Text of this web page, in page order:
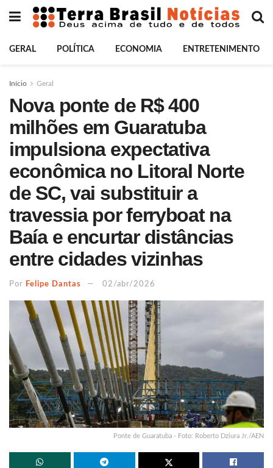
GERAL POLÍTICA ECONOMIA ENTRETENIMENTO
Início Geral
Nova ponte de R$ 400
milhões em Guaratuba
impulsiona expectativa
econômica no Litoral Norte
de SC, vai substituir a
travessia por ferryboat na
Baía e encurtar distâncias
entre cidades vizinhas
Por Felipe Dantas 02/abr/2026
Ponte de Guaratuba - Foto: Roberto Dziura Jr./AEN